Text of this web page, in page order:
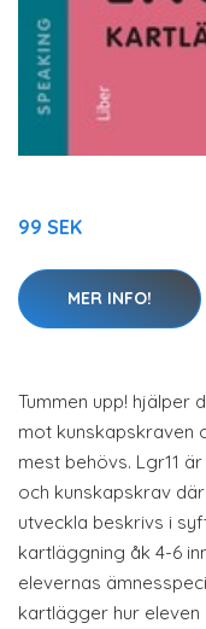
99 SEK
MER INFO!
Tummen upp! hjälper
mot kunskapskraven
mest behövs. Lgr11
och kunskapskrav
utveckla beskrivs i
kartläggning åk 4-6
elevernas
kartlägger hur